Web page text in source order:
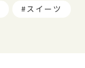
スイーツ